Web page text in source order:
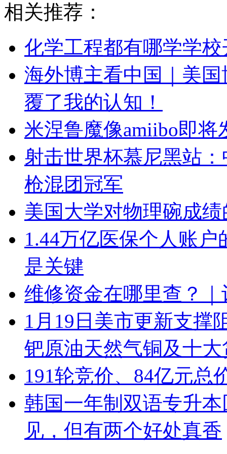
相关推荐：
化学工程都有哪学学校
海外博主看中国｜美
覆了我的认知！
米涅鲁魔像amiibo即
射击世界杯慕尼黑站
枪混团冠军
美国大学对物理碗成
1.44万亿医保个人账
是关键
维修资金在哪里查？
1月19日美市更新支撑
钯原油天然气铜及十
191轮竞价、84亿元总
韩国一年制双语专升
见，但有两个好处真香